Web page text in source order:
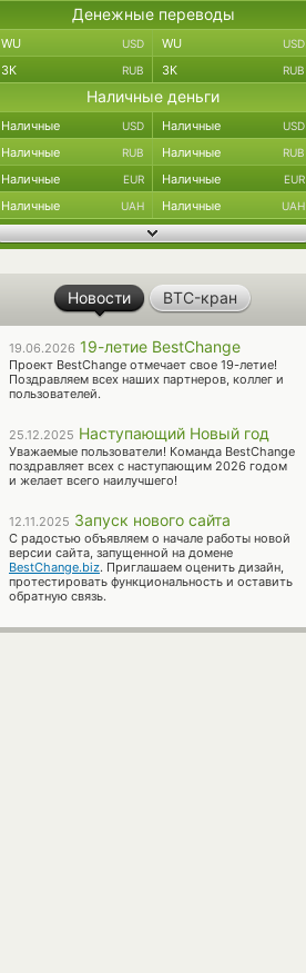
Денежные переводы
WU USD WU USD
ЗК RUB ЗК RUB
Наличные деньги
Наличные USD Наличные USD
Наличные RUB Наличные RUB
Наличные EUR Наличные EUR
Наличные UAH Наличные UAH
Новости BTC-кран
19.06.2026 19-летие BestChange
Проект BestChange отмечает свое 19-летие!
Поздравляем всех наших партнеров, коллег и
пользователей.
25.12.2025 Наступающий Новый год
Уважаемые пользователи! Команда BestChange
поздравляет всех с наступающим 2026 годом
и желает всего наилучшего!
12.11.2025 Запуск нового сайта
С радостью объявляем о начале работы новой
версии сайта, запущенной на домене
BestChange.biz. Приглашаем оценить дизайн,
протестировать функциональность и оставить
обратную связь.